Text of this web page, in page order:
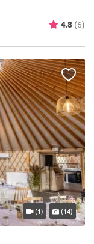
4.8 (6)
(1) (14)